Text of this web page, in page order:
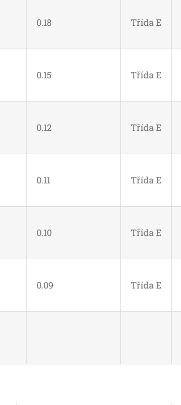
0.18 Třída E
0.15 Třída E
0.12 Třída E
0.11 Třída E
0.10 Třída E
0.09 Třída E